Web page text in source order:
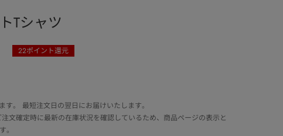
Tシャツ
22ポイント還元
。 最短注文日の翌日にお届けいたします。
文確定時に最新の在庫状況を確認しているため、商品ページの表示と
。